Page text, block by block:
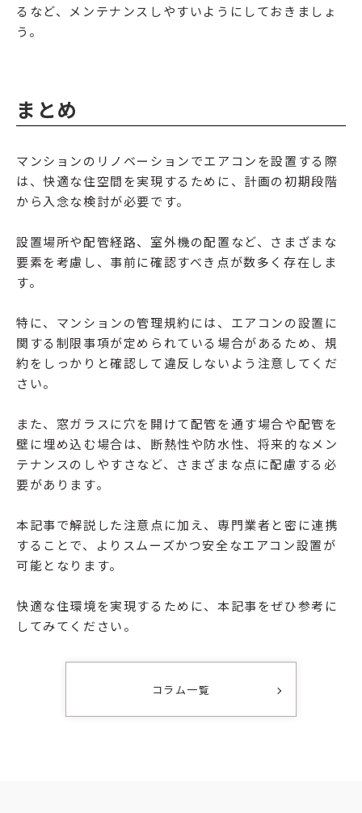
るなど、メンテナンスしやすいようにしておきましょ
う。
まとめ
マンションのリノベーションでエアコンを設置する際
は、快適な住空間を実現するために、計画の初期段階
から入念な検討が必要です。
設置場所や配管経路、室外機の配置など、さまざまな
要素を考慮し、事前に確認すべき点が数多く存在しま
す。
特に、マンションの管理規約には、エアコンの設置に
関する制限事項が定められている場合があるため、規
約をしっかりと確認して違反しないよう注意してくだ
さい。
また、窓ガラスに穴を開けて配管を通す場合や配管を
壁に埋め込む場合は、断熱性や防水性、将来的なメン
テナンスのしやすさなど、さまざまな点に配慮する必
要があります。
本記事で解説した注意点に加え、専門業者と密に連携
することで、よりスムーズかつ安全なエアコン設置が
可能となります。
快適な住環境を実現するために、本記事をぜひ参考に
してみてください。
コラム一覧